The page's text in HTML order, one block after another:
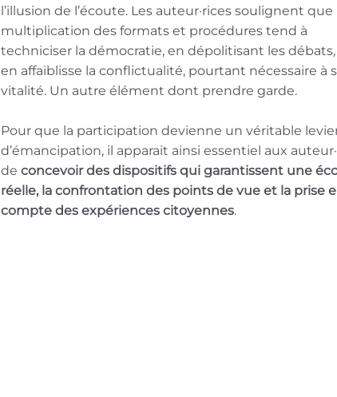
l’illusion de l’écoute. Les auteur·rices soulignent que
multiplication des formats et procédures tend à
techniciser la démocratie, en dépolitisant les
en affaiblisse la conflictualité, pourtant nécessaire à
vitalité. Un autre élément dont prendre garde.
Pour que la participation devienne un véritable
d’émancipation, il apparait ainsi essentiel aux
deconcevoir des dispositifs qui garantissent une
réelle, la confrontation des points de vue et la prise
compte des expériences citoyennes.